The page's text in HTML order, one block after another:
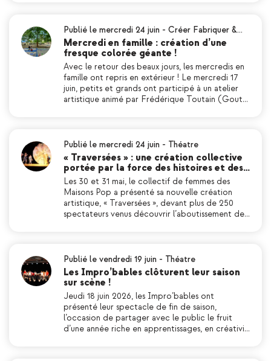
Publié le mercredi 24 juin - Créer Fabriquer &…
Mercredi en famille : création d’une
fresque colorée géante !
Avec le retour des beaux jours, les mercredis en
famille ont repris en extérieur ! Le mercredi 17
juin, petits et grands ont participé à un atelier
artistique animé par Frédérique Toutain (Gout…
Publié le mercredi 24 juin - Théatre
« Traversées » : une création collective
portée par la force des histoires et des…
Les 30 et 31 mai, le collectif de femmes des
Maisons Pop a présenté sa nouvelle création
artistique, « Traversées », devant plus de 250
spectateurs venus découvrir l’aboutissement de…
Publié le vendredi 19 juin - Théatre
Les Impro’bables clôturent leur saison
sur scène !
Jeudi 18 juin 2026, les Impro’bables ont
présenté leur spectacle de fin de saison,
l’occasion de partager avec le public le fruit
d’une année riche en apprentissages, en créativi…